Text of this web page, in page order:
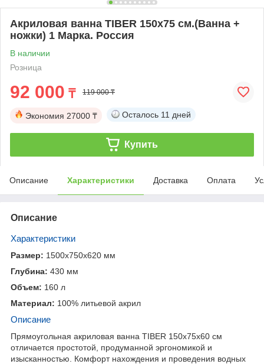
Акриловая ванна TIBER 150х75 см.(Ванна +
ножки) 1 Марка. Россия
В наличии
Розница
92 000 ₸ 119 000 ₸
Экономия 27000 ₸ Осталось 11 дней
Купить
Описание Характеристики Доставка Оплата
Описание
Характеристики
Размер: 1500x750x620 мм
Глубина: 430 мм
Объем: 160 л
Материал: 100% литьевой акрил
Описание
Прямоугольная акриловая ванна TIBER 150х75х60 см
отличается простотой, продуманной эргономикой и
изысканностью. Комфорт нахождения и проведения водных